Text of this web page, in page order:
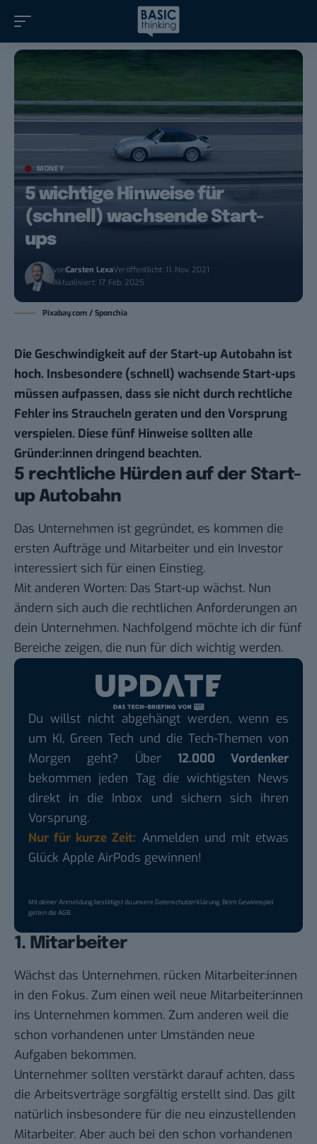
MONEY
5 wichtige Hinweise für
(schnell) wachsende Start-
ups
vonCarsten LexaVeröffentlicht: 11. Nov. 2021
Aktualisiert: 17. Feb. 2025
Pixabay.com / Sponchia
Die Geschwindigkeit auf der Start-up Autobahn ist
hoch. Insbesondere (schnell) wachsende Start-ups
müssen aufpassen, dass sie nicht durch rechtliche
Fehler ins Straucheln geraten und den Vorsprung
verspielen. Diese fünf Hinweise sollten alle
Gründer:innen dringend beachten.
5 rechtliche Hürden auf der Start-
up Autobahn
Das Unternehmen ist gegründet, es kommen die
ersten Aufträge und Mitarbeiter und ein Investor
interessiert sich für einen Einstieg.
Mit anderen Worten: Das Start-up wächst. Nun
ändern sich auch die rechtlichen Anforderungen an
dein Unternehmen. Nachfolgend möchte ich dir fünf
Bereiche zeigen, die nun für dich wichtig werden.
Du willst nicht abgehängt werden, wenn es
um KI, Green Tech und die Tech-Themen von
Morgen geht? Über 12.000 Vordenker
bekommen jeden Tag die wichtigsten News
direkt in die Inbox und sichern sich ihren
Vorsprung.
Nur für kurze Zeit: Anmelden und mit etwas
Glück Apple AirPods gewinnen!
Mit deiner Anmeldung bestätigst du unsereDatenschutzerklärung. Beim Gewinnspiel
gelten dieAGB.
1. Mitarbeiter
Wächst das Unternehmen, rücken Mitarbeiter:innen
in den Fokus. Zum einen weil neue Mitarbeiter:innen
ins Unternehmen kommen. Zum anderen weil die
schon vorhandenen unter Umständen neue
Aufgaben bekommen.
Unternehmer sollten verstärkt darauf achten, dass
die Arbeitsverträge sorgfältig erstellt sind. Das gilt
natürlich insbesondere für die neu einzustellenden
Mitarbeiter. Aber auch bei den schon vorhandenen